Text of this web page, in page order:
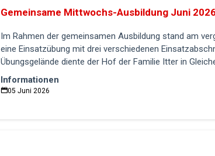
Gemeinsame Mittwochs-Ausbildung Juni
Im Rahmen der gemeinsamen Ausbildung stand am
eine Einsatzübung mit drei verschiedenen
Übungsgelände diente der Hof der Familie Itter in
Informationen
05 Juni 2026